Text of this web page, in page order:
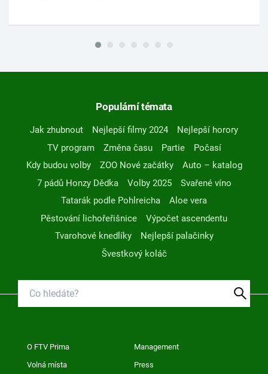
Populární témata
Jak zhubnout Nejlepší filmy 2024
Nejlepší horory
TV program
Změna času Partie
Počasí
Kdy budou volby
ZOO Nové začátky
Auto – katalog
7 pádů Honzy Dědka
Volby 2025
Svařené víno
Tatarák podle Pohlreicha
Aloe vera
Pěstování lichořeřišnice
Výpočet ascendentu
Tvarohové knedlíky
Nejlepší palačinky
Švestkový koláč
O FTV Prima Management
Volná místa Press